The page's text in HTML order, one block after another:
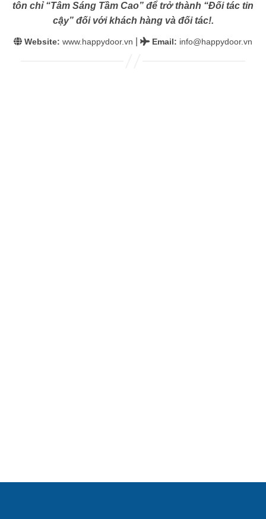
tôn chỉ “Tâm Sáng Tầm Cao” để trở thành “Đối tác tin
cậy” đối với khách hàng và đối tác!.
Website: www.happydoor.vn Email: info@happydoor.vn